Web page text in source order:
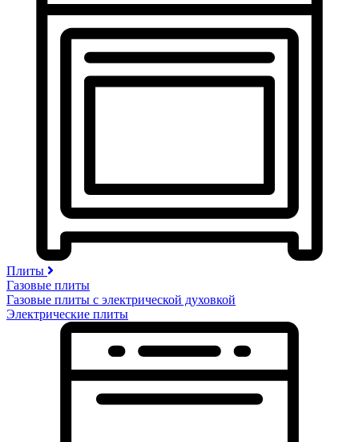
Плиты
Газовые плиты
Газовые плиты с электрической духовкой
Электрические плиты